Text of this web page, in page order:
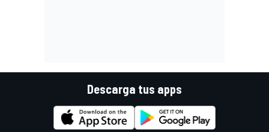
Descarga tus apps